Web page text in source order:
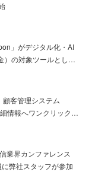
」がデジタル化・AI
）の対象ツールとし…
客管理システム
情報へワンクリック…
業界カンファレンス
弊社スタッフが参加